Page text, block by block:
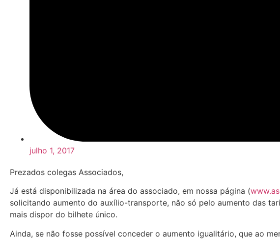
julho 1, 2017
Prezados colegas Associados,
Já está disponibilizada na área do associado, em nossa página (
solicitando aumento do auxílio-transporte, não só pelo aumento das
mais dispor do bilhete único.
Ainda, se não fosse possível conceder o aumento igualitário, que ao